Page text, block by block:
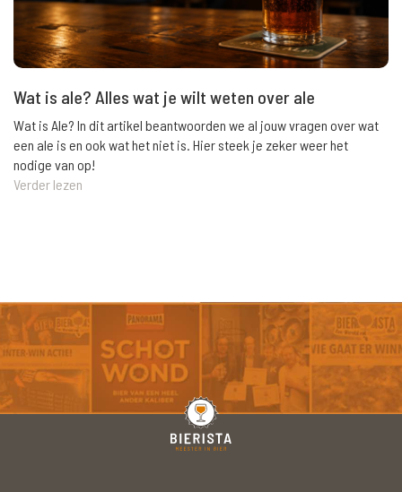
Wat is ale? Alles wat je wilt weten over ale
Wat is Ale? In dit artikel beantwoorden we al jouw vragen over wat
een ale is en ook wat het niet is. Hier steek je zeker weer het
nodige van op!
Verder lezen